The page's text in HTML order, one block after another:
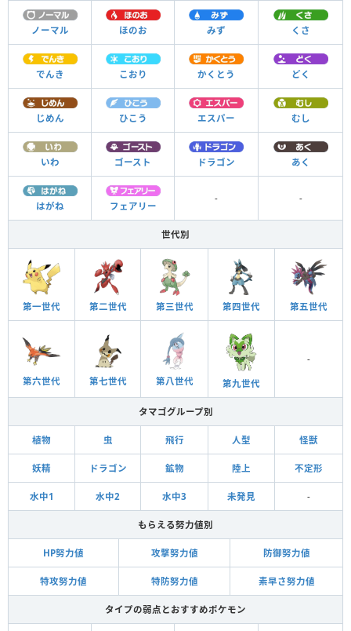
ノーマル ほのお みず くさ
でんき こおり かくとう どく
じめん ひこう エスパー むし
いわ ゴースト ドラゴン あく
はがね フェアリー
- -
世代別
第一世代 第二世代 第三世代 第四世代 第五世代
第六世代 第七世代 第八世代 第九世代
-
タマゴグループ別
植物 虫 飛行 人型 怪獣
妖精 ドラゴン 鉱物 陸上 不定形
水中1 水中2 水中3 未発見 -
もらえる努力値別
HP努力値 攻撃努力値 防御努力値
特攻努力値 特防努力値 素早さ努力値
タイプの弱点とおすすめポケモン